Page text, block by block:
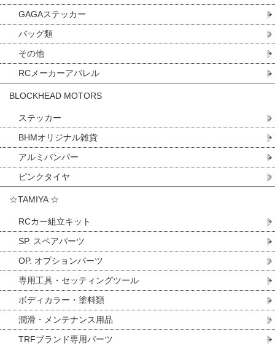
GAGAステッカー
バッグ類
その他
RCメーカーアパレル
BLOCKHEAD MOTORS
ステッカー
BHMオリジナル雑貨
アルミバンパー
ピンクタイヤ
☆TAMIYA ☆
RCカー組立キット
SP. スペアパーツ
OP. オプションパーツ
専用工具・セッティングツール
ボディカラー・塗料類
潤滑・メンテナンス用品
TRFブランド専用パーツ